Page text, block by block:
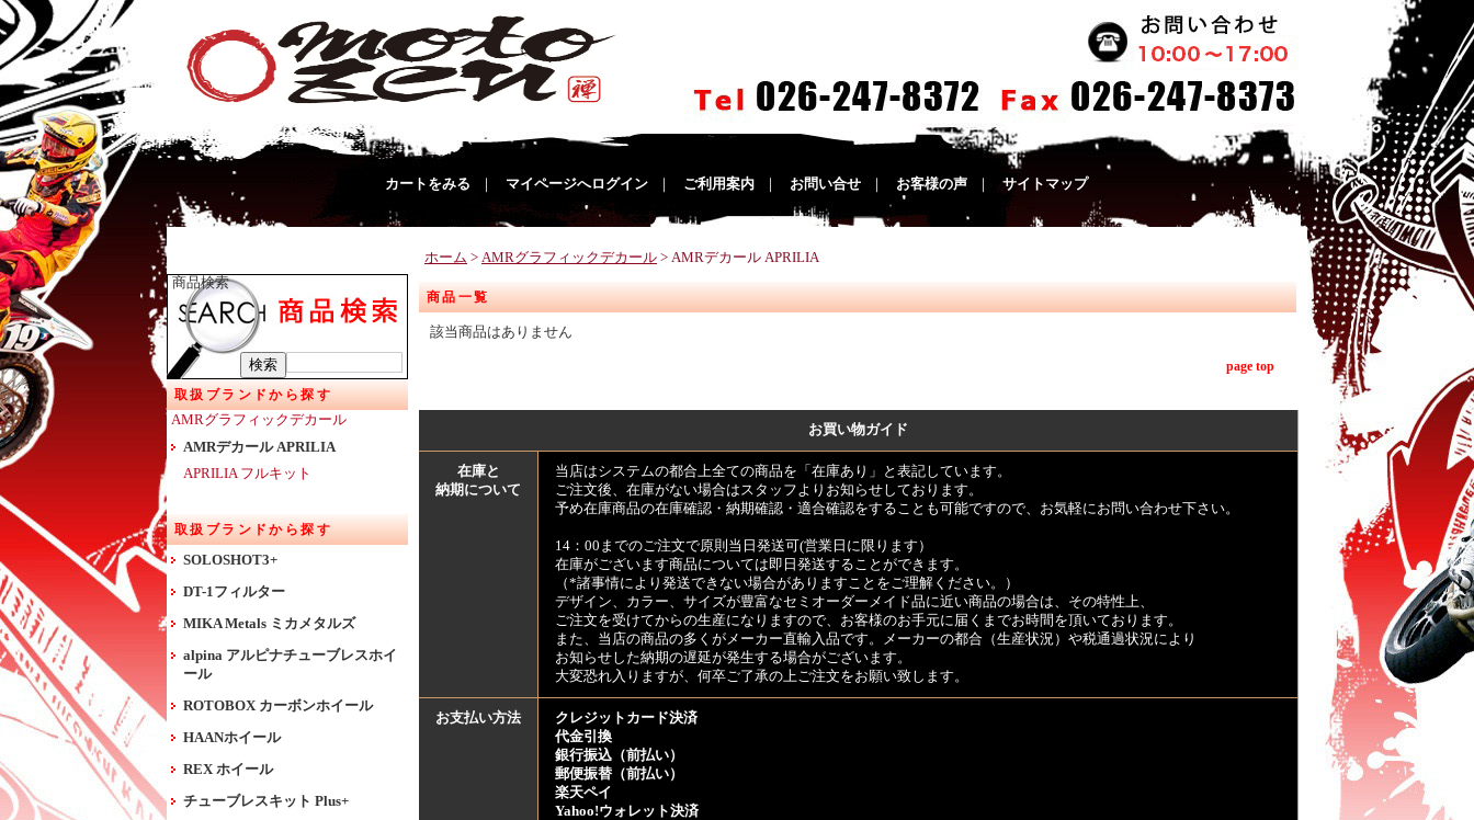
カートをみる マイページへログイン ご利用案内 お問い合せ お客様の声 サイトマップ
商品検索
取扱ブランドから探す
AMRグラフィックデカール
AMRデカール APRILIA
APRILIA フルキット
取扱ブランドから探す
SOLOSHOT3+
DT-1フィルター
MIKA Metals ミカメタルズ
alpina アルピナチューブレスホイ
ール
ROTOBOX カーボンホイール
HAANホイール
REX ホイール
チューブレスキット Plus+
ホーム > AMRグラフィックデカール > AMRデカール APRILIA
商品一覧
該当商品はありません
page top
お買い物ガイド
在庫と
納期について
当店はシステムの都合上全ての商品を「在庫あり」と表記しています。
ご注文後、在庫がない場合はスタッフよりお知らせしております。
予め在庫商品の在庫確認・納期確認・適合確認をすることも可能ですので、お気軽にお問い合わせ下さい。
14：00までのご注文で原則当日発送可(営業日に限ります）
在庫がございます商品については即日発送することができます。
（*諸事情により発送できない場合がありますことをご理解ください。）
デザイン、カラー、サイズが豊富なセミオーダーメイド品に近い商品の場合は、その特性上、
ご注文を受けてからの生産になりますので、お客様のお手元に届くまでお時間を頂いております。
また、当店の商品の多くがメーカー直輸入品です。メーカーの都合（生産状況）や税通過状況により
お知らせした納期の遅延が発生する場合がございます。
大変恐れ入りますが、何卒ご了承の上ご注文をお願い致します。
お支払い方法
クレジットカード決済
代金引換
銀行振込（前払い）
郵便振替（前払い）
楽天ペイ
Yahoo!ウォレット決済